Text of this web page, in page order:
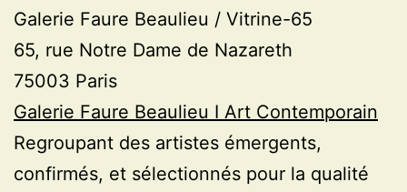
Galerie Faure Beaulieu / Vitrine-65
65, rue Notre Dame de Nazareth
75003 Paris
Galerie Faure Beaulieu I Art Contemporain
Regroupant des artistes émergents,
confirmés, et sélectionnés pour la qualité